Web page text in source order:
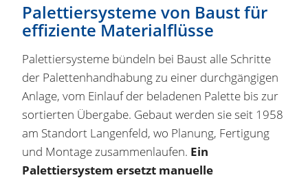
Palettiersysteme von Baust für
effiziente Materialflüsse
Palettiersysteme bündeln bei Baust alle Schritte
der Palettenhandhabung zu einer durchgängigen
Anlage, vom Einlauf der beladenen Palette bis zur
sortierten Übergabe. Gebaut werden sie seit 1958
am Standort Langenfeld, wo Planung, Fertigung
und Montage zusammenlaufen. Ein
Palettiersystem ersetzt manuelle